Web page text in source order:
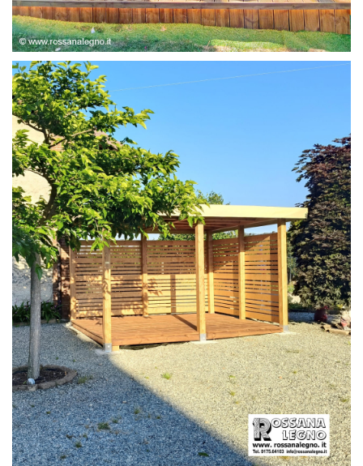
STRUTTURA ABETE LAMELLARE, RIVESTIMENTO IN
LARICE,
PERGOLA CON PAVIMENTO E FRANGIVISTA